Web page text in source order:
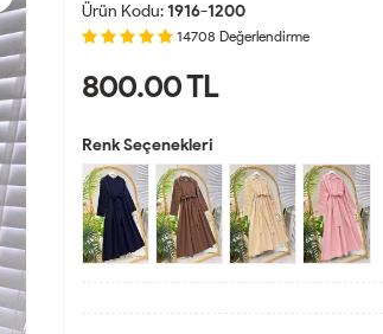
Ürün Kodu:1916-1200
14708 Değerlendirme
800.00TL
Renk Seçenekleri